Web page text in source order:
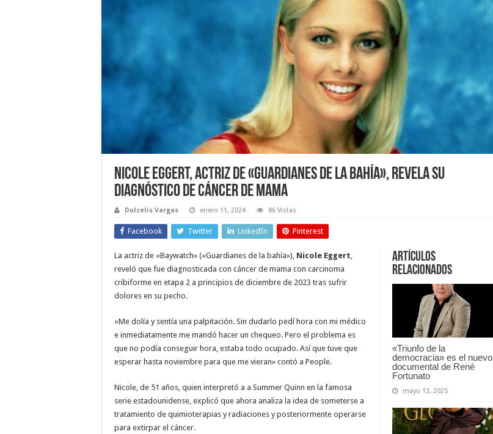
Nicole Eggert, actriz de «Guardianes de la bahía», revela su
diagnóstico de cáncer de mama
Dulcelis Vargas enero 11, 2024 86 Vistas
Facebook Twitter LinkedIn Pinterest
Artículos
relacionados
«Triunfo de la
democracia» es el nuevo
documental de René
Fortunato
mayo 13, 2025
La actriz de «Baywatch» («Guardianes de la bahía»), Nicole Eggert,
reveló que fue diagnosticada con cáncer de mama con carcinoma
cribiforme en etapa 2 a principios de diciembre de 2023 tras sufrir
dolores en su pecho.
«Me dolía y sentía una palpitación. Sin dudarlo pedí hora con mi médico
e inmediatamente me mandó hacer un chequeo. Pero el problema es
que no podía conseguir hora, estaba todo ocupado. Así que tuve que
esperar hasta noviembre para que me vieran» contó a People.
Nicole, de 51 años, quien interpretó a a Summer Quinn en la famosa
serie estadounidense, explicó que ahora analiza la idea de someterse a
tratamiento de quimioterapias y radiaciones y posteriormente operarse
para extirpar el cáncer.